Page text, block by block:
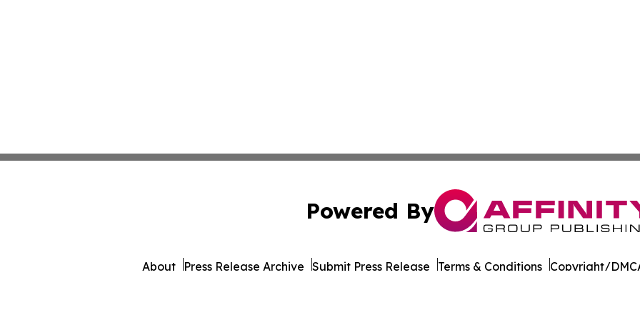
Powered By
About Press Release Archive Submit Press Release Terms & Conditions Copyright/